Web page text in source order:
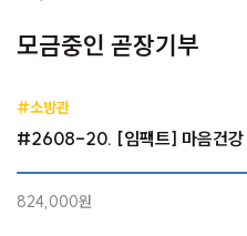
모금중인 곧장기부
#소방관
#2608-20. [임팩트] 마음건강
824,000원